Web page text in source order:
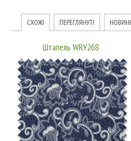
СХОЖІ ПЕРЕГЛЯНУТІ
Штапель WRY268